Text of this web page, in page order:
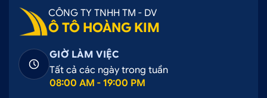
CÔNG TY TNHH TM - DV
Ô TÔ HOÀNG KIM
GIỜ LÀM VIỆC
Tất cả các ngày trong tuần
08:00 AM - 19:00 PM